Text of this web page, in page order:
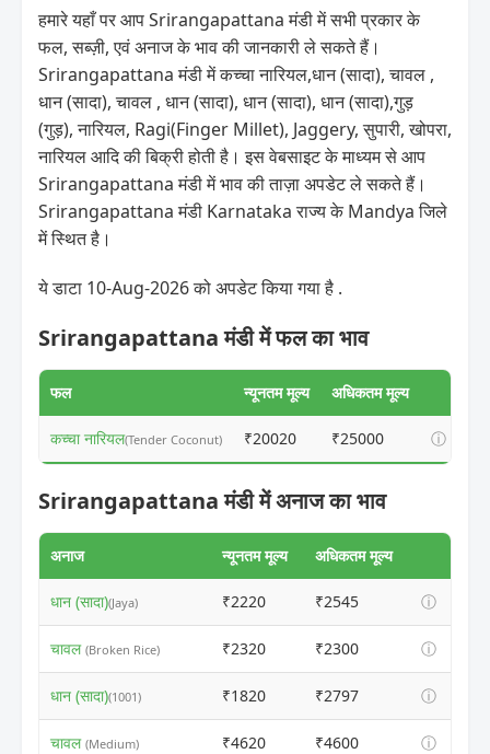
हमारे यहाँ पर आप Srirangapattana मंडी में सभी प्रकार के
फल, सब्ज़ी, एवं अनाज के भाव की जानकारी ले सकते हैं।
Srirangapattana मंडी में कच्चा नारियल,धान (सादा), चावल ,
धान (सादा), चावल , धान (सादा), धान (सादा), धान (सादा),गुड़
(गुड़), नारियल, Ragi(Finger Millet), Jaggery, सुपारी, खोपरा,
नारियल आदि की बिक्री होती है। इस वेबसाइट के माध्यम से आप
Srirangapattana मंडी में भाव की ताज़ा अपडेट ले सकते हैं।
Srirangapattana मंडी Karnataka राज्य के Mandya जिले
में स्थित है।
ये डाटा 10-Aug-2026 को अपडेट किया गया है .
Srirangapattana मंडी में फल का भाव
फल न्यूनतम मूल्य अधिकतम मूल्य
कच्चा नारियल(Tender Coconut) ₹20020 ₹25000 ⓘ
Srirangapattana मंडी में अनाज का भाव
अनाज न्यूनतम मूल्य अधिकतम मूल्य
धान (सादा)(Jaya) ₹2220 ₹2545 ⓘ
चावल (Broken Rice) ₹2320 ₹2300 ⓘ
धान (सादा)(1001) ₹1820 ₹2797 ⓘ
चावल (Medium) ₹4620 ₹4600 ⓘ